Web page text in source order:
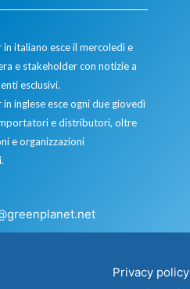
in italiano esce il mercoledì e
e stakeholder con notizie a
esclusivi.
inglese esce ogni due giovedì
e distributori, oltre
e organizzazioni
Privacy policy